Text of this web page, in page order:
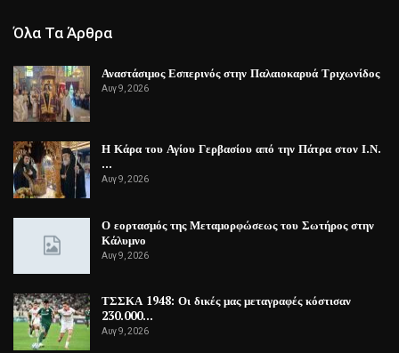
Όλα Τα Άρθρα
Αναστάσιμος Εσπερινός στην Παλαιοκαρυά Τριχωνίδος
Αυγ 9, 2026
Η Κάρα του Αγίου Γερβασίου από την Πάτρα στον Ι.Ν.
…
Αυγ 9, 2026
Ο εορτασμός της Μεταμορφώσεως του Σωτήρος στην
Κάλυμνο
Αυγ 9, 2026
ΤΣΣΚΑ 1948: Οι δικές μας μεταγραφές κόστισαν
230.000…
Αυγ 9, 2026